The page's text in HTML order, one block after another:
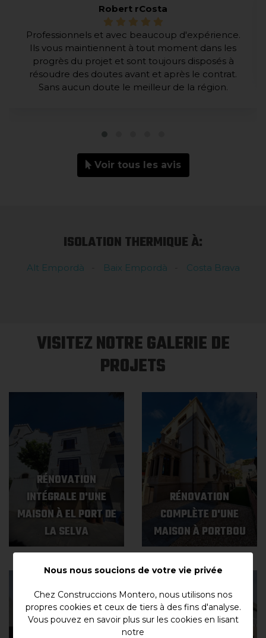
Robert rCosta
Professionnels et avec beaucoup d'expérience.
Ils vous maintiennent à tout moment dans les
progrès du projet et sont toujours disposés à
résoudre des doutes avant et après le contrat.
Sans aucun doute le meilleur de la région.
Voir tous les avis
ISOLATION THERMIQUE À:
Alt Empordà Baix Empordà Costa Brava
VISITEZ NOTRE GALERIE DE
PROJETS
RÉNOVATION
INTÉGRALE D'UNE
MAISON À EL PORT DE
LA SELVA
RÉNOVATION
COMPLÈTE D'UNE
MAISON À PORTBOU
Nous nous soucions de votre vie privée
Chez Construccions Montero, nous utilisons nos
propres cookies et ceux de tiers à des fins d'analyse.
Vous pouvez en savoir plus sur les cookies en lisant
notre